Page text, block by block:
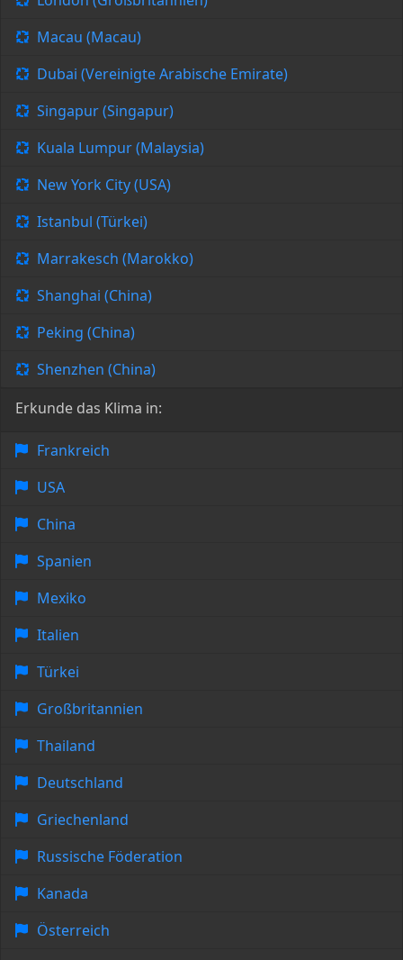
Macau (Macau)
Dubai (Vereinigte Arabische Emirate)
Singapur (Singapur)
Kuala Lumpur (Malaysia)
New York City (USA)
Istanbul (Türkei)
Marrakesch (Marokko)
Shanghai (China)
Peking (China)
Shenzhen (China)
Erkunde das Klima in:
Frankreich
USA
China
Spanien
Mexiko
Italien
Türkei
Großbritannien
Thailand
Deutschland
Griechenland
Russische Föderation
Kanada
Österreich